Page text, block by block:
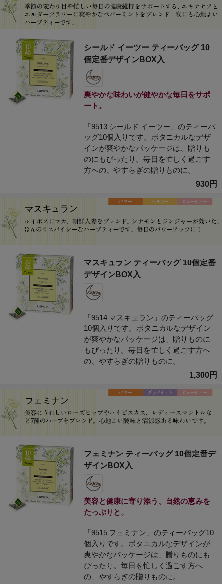
シールド イーツー ティーバッグ 10
個定番デザインBOX入
爽やかな味わいが健やかな毎日をサポ
ート。
「9513 シールド イーツー」のティーバ
ッグ10個入りです。ボタニカルなデザ
インが爽やかなパッケージは、贈りも
のにもぴったり。毎日を忙しく過ごす
方への、やすらぎの贈りものに。
930円
マスキュラン ティーバッグ 10個定番
デザインBOX入
「9514 マスキュラン」のティーバッグ
10個入りです。ボタニカルなデザイン
が爽やかなパッケージは、贈りものに
もぴったり。毎日を忙しく過ごす方へ
の、やすらぎの贈りものに。
1,300円
フェミナン ティーバッグ 10個定番デ
ザインBOX入
美容と健康に寄り添う、自然の恵みを
たっぷりと。
「9515 フェミナン」のティーバッグ10
個入りです。ボタニカルなデザインが
爽やかなパッケージは、贈りものにも
ぴったり。毎日を忙しく過ごす方へ
の、やすらぎの贈りものに。